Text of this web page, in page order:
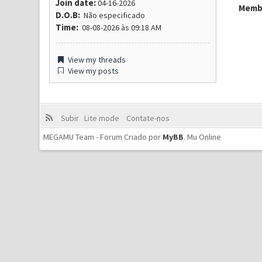
Join date:04-16-2026
D.O.B:Não especificado
Time:08-08-2026 às 09:18 AM
View my threads
View my posts
Subir Lite mode
Contate-nos
MEGAMU Team - Forum Criado por MyBB.Mu Online